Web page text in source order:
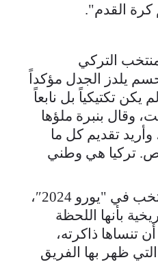
كرة القدم".
التركي
يلدز الجدل مؤكداً
يكن تكتيكياً بل نابعاً
وقال بنبرة ملؤها
وأريد تقديم كل ما
تركيا هي وطني
واستذكر يلدز رحلة المنتخب في "يورو 2024″،
بأنها اللحظة
تنساها ذاكرته،
التي ظهر بها الفريق